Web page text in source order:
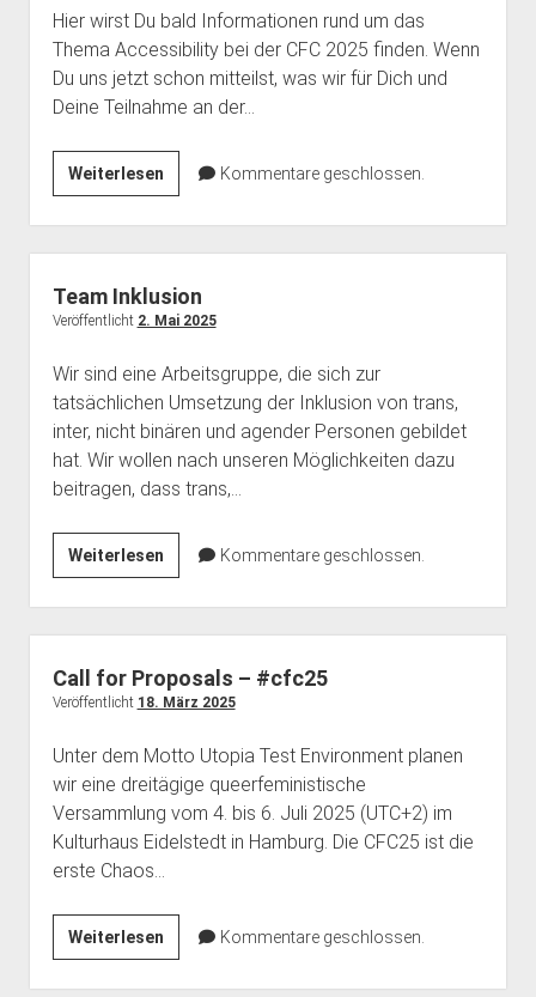
&
Arts
Hier wirst Du bald Informationen rund um das
Thema Accessibility bei der CFC 2025 finden. Wenn
Du uns jetzt schon mitteilst, was wir für Dich und
Deine Teilnahme an der…
WeiterlesenCFC25
Accessibility
Kommentare geschlossen.
Team Inklusion
Veröffentlicht 2. Mai 2025
Wir sind eine Arbeitsgruppe, die sich zur
tatsächlichen Umsetzung der Inklusion von trans,
inter, nicht binären und agender Personen gebildet
hat. Wir wollen nach unseren Möglichkeiten dazu
beitragen, dass trans,…
WeiterlesenTeam
Inklusion
Kommentare geschlossen.
Call for Proposals – #cfc25
Veröffentlicht 18. März 2025
Unter dem Motto Utopia Test Environment planen
wir eine dreitägige queerfeministische
Versammlung vom 4. bis 6. Juli 2025 (UTC+2) im
Kulturhaus Eidelstedt in Hamburg. Die CFC25 ist die
erste Chaos…
WeiterlesenCall
for
Kommentare geschlossen.